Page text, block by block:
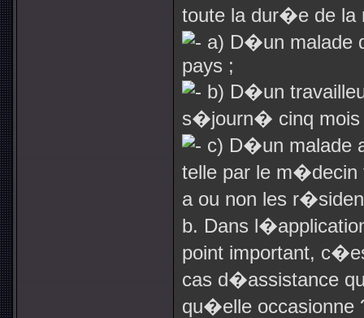
toute la dur�e de la
a) D�un malade
pays ;
b) D�un
s�journ� cinq
c) D�un malade
telle par le
a ou non les
b. Dans
point important,
cas d�assistance
qu�elle